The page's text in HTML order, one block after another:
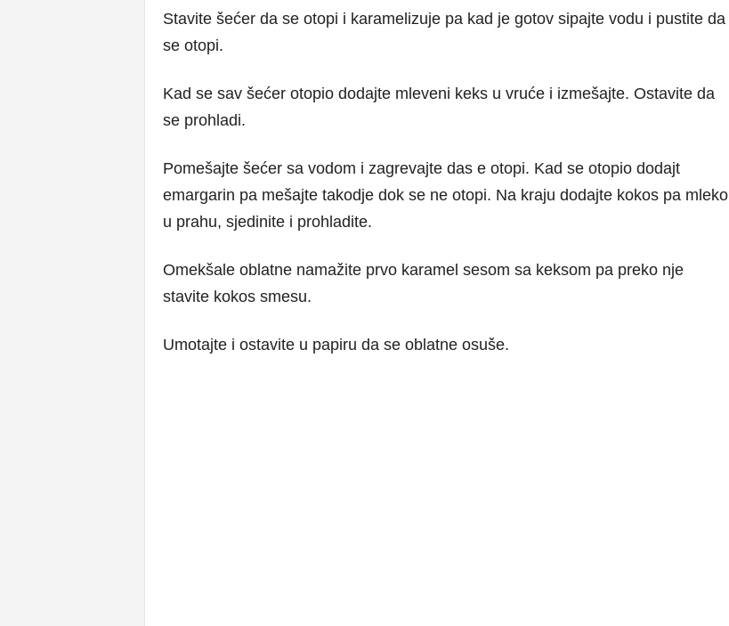
Stavite šećer da se otopi i karamelizuje pa kad je gotov sipajte vodu i pustite da
se otopi.
Kad se sav šećer otopio dodajte mleveni keks u vruće i izmešajte. Ostavite da
se prohladi.
Pomešajte šećer sa vodom i zagrevajte das e otopi. Kad se otopio dodajt
emargarin pa mešajte takodje dok se ne otopi. Na kraju dodajte kokos pa mleko
u prahu, sjedinite i prohladite.
Omekšale oblatne namažite prvo karamel sesom sa keksom pa preko nje
stavite kokos smesu.
Umotajte i ostavite u papiru da se oblatne osuše.